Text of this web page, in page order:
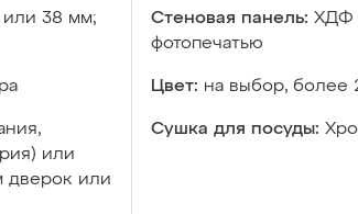
или 38 мм;
Стеновая панель: ХДФ
фотопечатью
Цвет: на выбор, более
или
дверок или
Сушка для посуды: